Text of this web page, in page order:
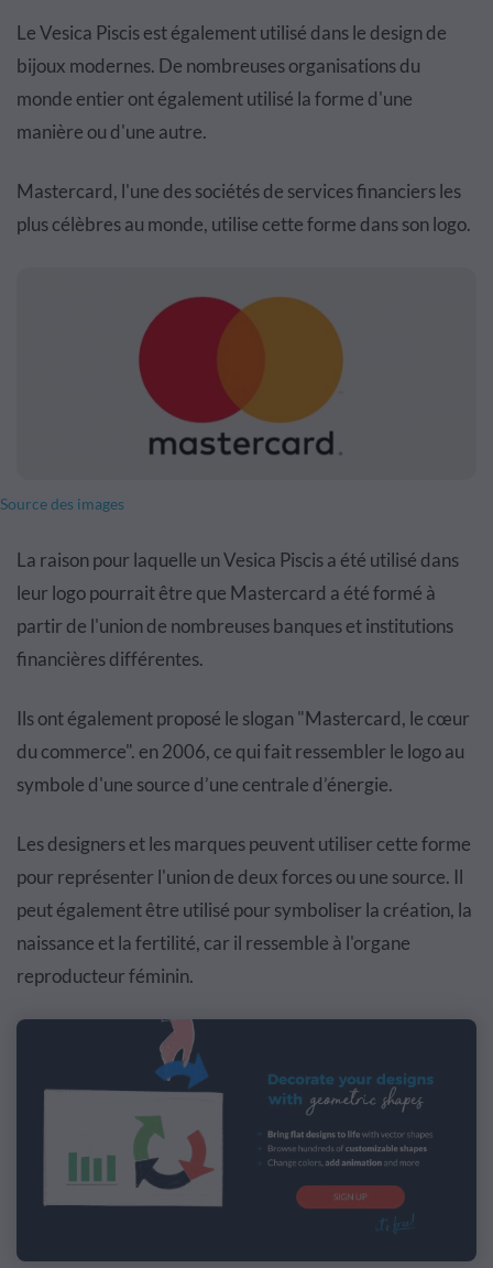
Le Vesica Piscis est également utilisé dans le design de
bijoux modernes. De nombreuses organisations du
monde entier ont également utilisé la forme d'une
manière ou d'une autre.
Mastercard, l'une des sociétés de services financiers les
plus célèbres au monde, utilise cette forme dans son logo.
Source des images
La raison pour laquelle un Vesica Piscis a été utilisé dans
leur logo pourrait être que Mastercard a été formé à
partir de l'union de nombreuses banques et institutions
financières différentes.
Ils ont également proposé le slogan "Mastercard, le cœur
du commerce". en 2006, ce qui fait ressembler le logo au
symbole d'une source d’une centrale d’énergie.
Les designers et les marques peuvent utiliser cette forme
pour représenter l'union de deux forces ou une source. Il
peut également être utilisé pour symboliser la création, la
naissance et la fertilité, car il ressemble à l'organe
reproducteur féminin.